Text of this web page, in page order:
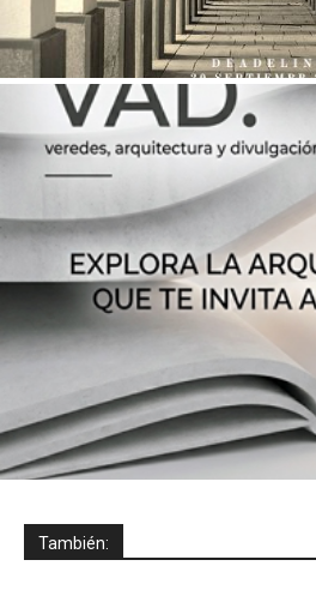
También: